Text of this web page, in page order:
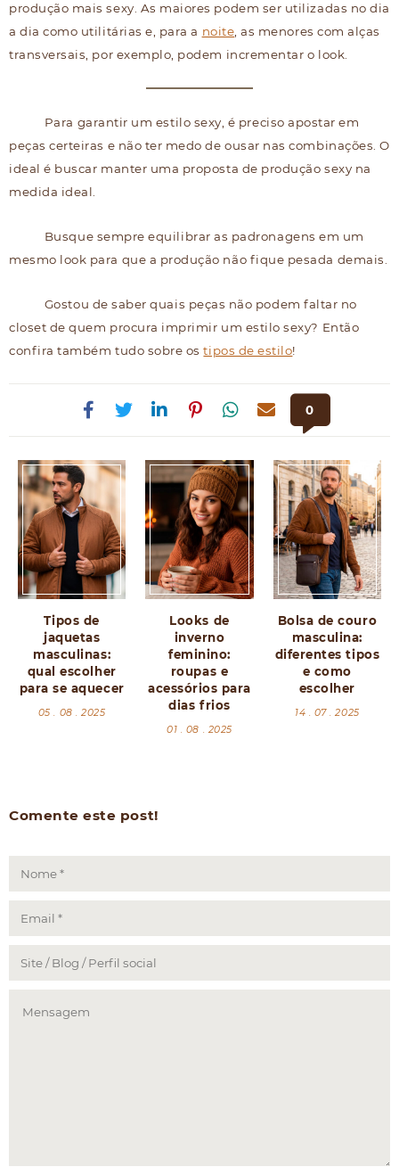
produção mais sexy. As maiores podem ser utilizadas no dia
a dia como utilitárias e, para a noite , as menores com alças
transversais, por exemplo, podem incrementar o look.
Para garantir um estilo sexy, é preciso apostar em
peças certeiras e não ter medo de ousar nas combinações. O
ideal é buscar manter uma proposta de produção sexy na
medida ideal.
Busque sempre equilibrar as padronagens em um
mesmo look para que a produção não fique pesada demais.
Gostou de saber quais peças não podem faltar no
closet de quem procura imprimir um estilo sexy? Então
confira também tudo sobre ostipos de estilo!
0
Tipos de
jaquetas
masculinas:
qual escolher
para se aquecer
05 . 08 . 2025
Looks de
inverno
feminino:
roupas e
acessórios para
dias frios
01 . 08 . 2025
Bolsa de couro
masculina:
diferentes tipos
e como
escolher
14 . 07 . 2025
Comente este post!